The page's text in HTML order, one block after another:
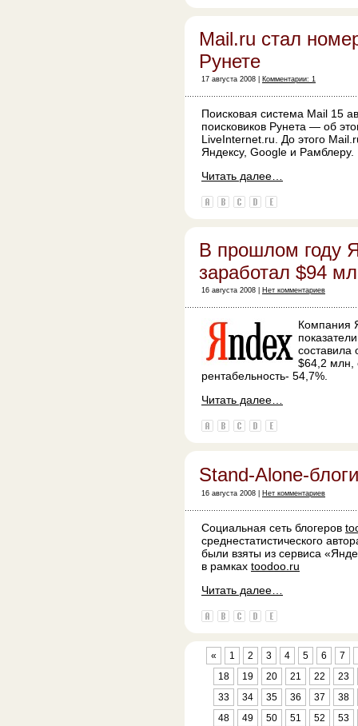
Mail.ru стал
Рунете
17 августа 2008 | Комментарии: 1
Поисковая система Mail 15
поисковиков Рунета — об
LiveInternet.ru. До этого
Яндексу, Google и Рамблеру.
Читать далее…
В прошлом году
заработал $94
16 августа 2008 | Нет комментариев
Компания
$64,2 млн,
рентабельность- 54,7%.
Читать далее…
Stand-Alone-
16 августа 2008 | Нет комментариев
Социальная сеть блогеров
среднестатистического
были взяты из сервиса
в рамках toodoo.ru
Читать далее…
« 1 2 3 4 5 6 7
18
19 20 21 22
23
33
34 35 36 37
38
48
49 50 51 52
53